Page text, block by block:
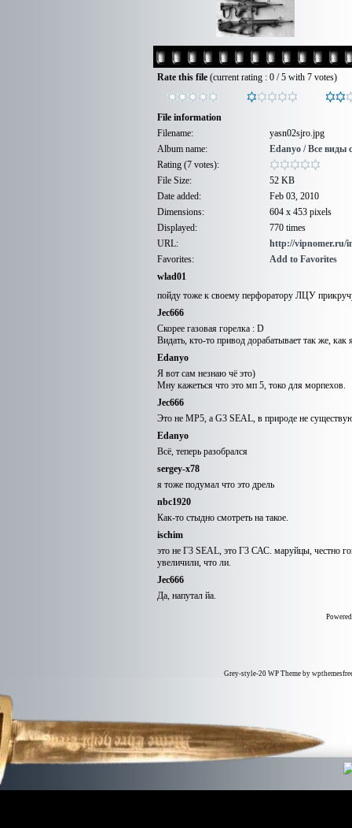
Rate this file (current rating : 0 / 5 with 7 votes)
File information
Filename:
yasn02sjro.jpg
Album name:
Edanyo /Все виды
Rating (7 votes):
File Size:
52 KB
Date added:
Feb 03, 2010
Dimensions:
604 x 453 pixels
Displayed:
770 times
URL:
http://vipnomer.ru/
Favorites:
Add to Favorites
wlad01
пойду тоже к своему перфоратору ЛЦУ
Jec666
Скорее газовая горелка : D
Видать, кто-то привод дорабатывает так же,
Edanyo
Я вот сам незнаю чё это)
Мну кажеться что это мп 5, токо для морпехов.
Jec666
Это не MP5, а G3 SEAL, в природе не
Edanyo
Всё, теперь разобрался
sergey-x78
я тоже подумал что это дрель
nbc1920
Как-то стыдно смотреть на такое.
ischim
это не Г3 SEAL, это Г3 САС. маруйцы, честно
увеличили, что ли.
Jec666
Да, напутал йа.
Grey-style-20 WP Theme by